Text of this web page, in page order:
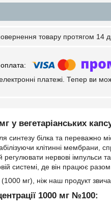
товару протягом 14
платежі. Тепер ви
у вегетаріанських
білка та переважно
клітинні мембрани,
нервові імпульси
системі, де він працює
мг), ніж наш продукт
1000 мг №100: